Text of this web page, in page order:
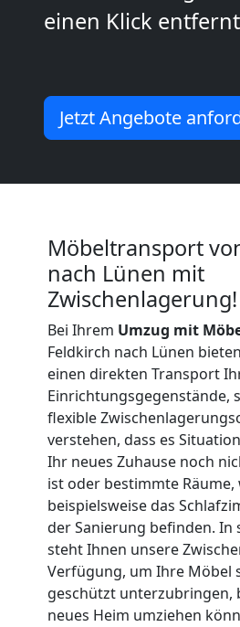
einen Klick
Jetzt Angebote
Möbeltransport
nach Lünen mit
Zwischenlagerung!
Bei Ihrem Umzug mit
Feldkirch nach Lünen
einen direkten Transport
Einrichtungsgegenstände,
flexible
verstehen, dass es
Ihr neues Zuhause noch
ist oder bestimmte Räume,
beispielsweise das
der Sanierung befinden. In
steht Ihnen unsere
Verfügung, um Ihre Möbel
geschützt unterzubringen,
neues Heim umziehen
Anfrage
National
International
Beiladung
National
Beiladung
International
Internationaler
Umzug